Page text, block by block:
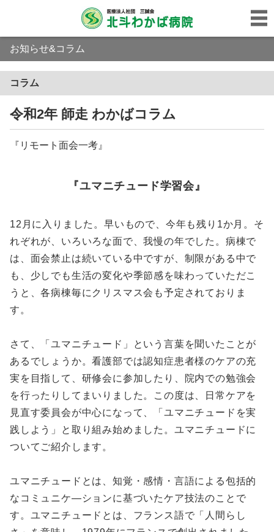
お知らせ&コラム
コラム
令和2年 師走 わかばコラム
『リモート面会一考』
『ユマニチュード学習会』
12月に入りました。早いもので、今年も残り1か月。そ
れぞれが、いろいろな面で、我慢の年でした。病棟で
は、面会禁止は続いている中ですが、制限がある中で
も、少しでも生活の変化や季節感を味わっていただこ
うと、各病棟毎にクリスマス会も予定されておりま
す。
さて、「ユマニチュード」という言葉を聞いたことが
あるでしょうか。看護部では認知症患者様のケアの充
実を目指して、研修会に参加したり、院内での勉強会
を行ったりしてまいりました。この度は、日常ケアを
見直す委員会が中心になって、「ユマニチュードを実
践しよう」と取り組み始めました。ユマニチュードに
ついてご紹介します。
ユマニチュードとは、知覚・感情・言語による包括的
なコミュニケ―ションに基づいたケア技法のことで
す。ユマニチュードとは、フランス語で「人間らし